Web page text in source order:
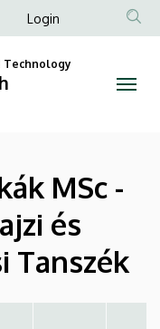
Anonim
fiók
Login
Technology
MSc -
és
Tanszék